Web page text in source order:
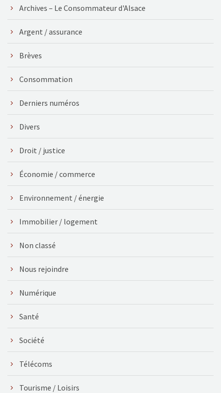
Archives – Le Consommateur d'Alsace
Argent / assurance
Brèves
Consommation
Derniers numéros
Divers
Droit / justice
Économie / commerce
Environnement / énergie
Immobilier / logement
Non classé
Nous rejoindre
Numérique
Santé
Société
Télécoms
Tourisme / Loisirs